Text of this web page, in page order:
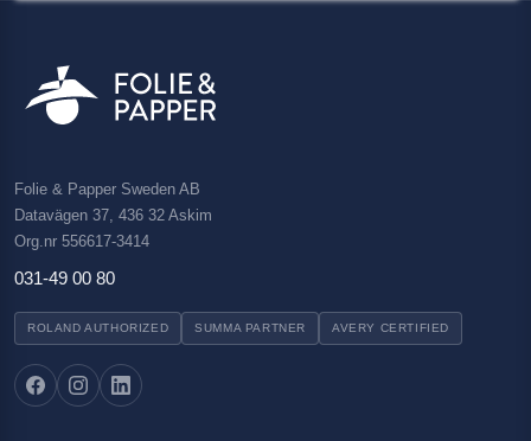
Folie & Papper Sweden AB
Datavägen 37, 436 32 Askim
Org.nr 556617-3414
031-49 00 80
ROLAND AUTHORIZED SUMMA PARTNER AVERY CERTIFIED